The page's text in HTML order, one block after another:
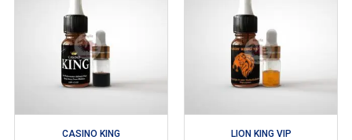
CASINO KING LION KING VIP